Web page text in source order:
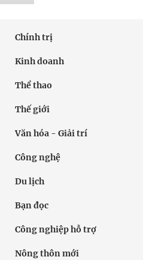
Chính trị
Kinh doanh
Thể thao
Thế giới
Văn hóa - Giải trí
Công nghệ
Du lịch
Bạn đọc
Công nghiệp hỗ trợ
Nông thôn mới